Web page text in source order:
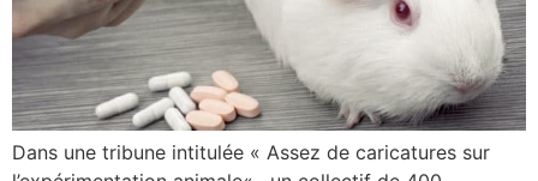
Dans une tribune intitulée « Assez de caricatures sur